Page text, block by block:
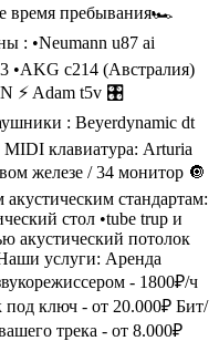
время пребывания🏎️
: •Neumann u87 ai
•AKG с214 (Австралия)
⚡️ Adam t5v 🎛️
: Beyerdynamic dt
клавиатура: Arturia
железе / 34 монитор 🔘
стандартам:
стол •tube trup и
акустический потолок
услуги: Аренда
- 1800₽/ч
под ключ - от 20.000₽ Бит/
трека - от 8.000₽